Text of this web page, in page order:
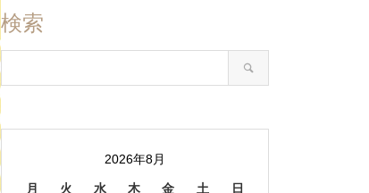
検索
2026年8月
月 火 水 木 金 土 日